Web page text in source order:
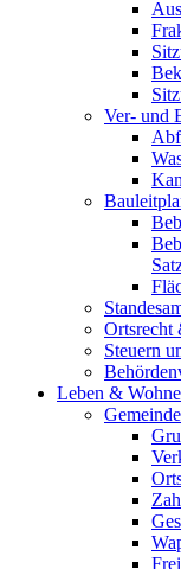
Ver- und
Ortsrecht
Steuern
Leben &
Gemeinde